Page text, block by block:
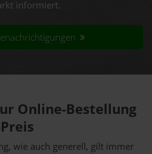
informiert.
Online-Bestellung
wie auch generell, gilt immer